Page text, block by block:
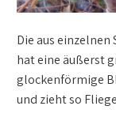
Die aus
hat eine äußerst
glockenförmige
und zieht so